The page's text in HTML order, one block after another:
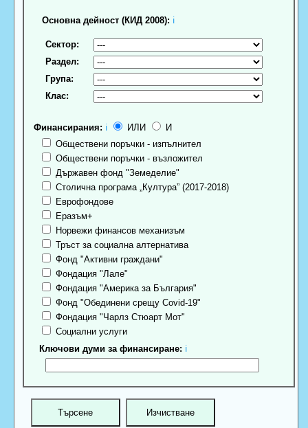
Основна дейност (КИД 2008): ℹ
Сектор:
Раздел:
Група:
Клас:
Финансирания: ℹ ИЛИ
И
Обществени поръчки - изпълнител
Обществени поръчки - възложител
Държавен фонд "Земеделие"
Столична програма „Култура” (2017-2018)
Еврофондове
Еразъм+
Норвежи финансов механизъм
Тръст за социална алтернатива
Фонд "Активни граждани"
Фондация "Лале"
Фондация "Америка за България"
Фонд "Обединени срещу Covid-19"
Фондация "Чарлз Стюарт Мот"
Социални услуги
Ключови думи за финансиране: ℹ